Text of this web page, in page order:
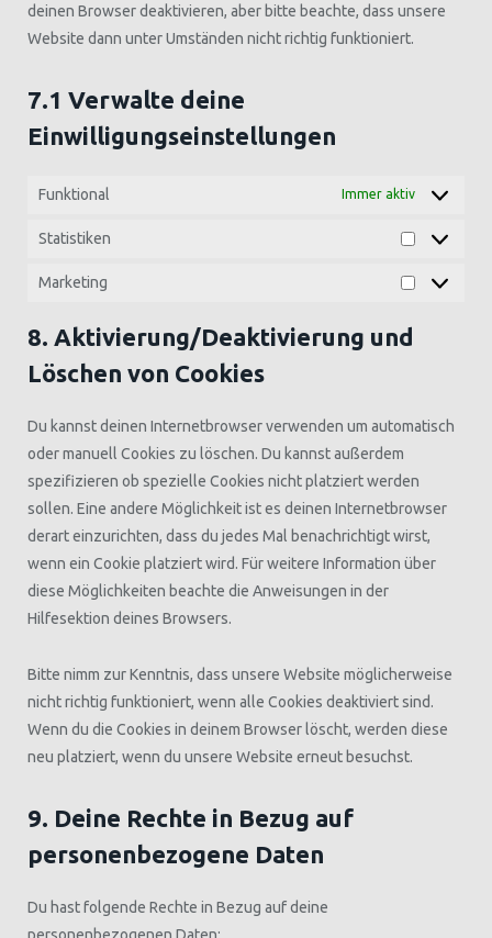
deinen Browser deaktivieren, aber bitte beachte, dass unsere
Website dann unter Umständen nicht richtig funktioniert.
7.1 Verwalte deine
Einwilligungseinstellungen
Funktional Immer aktiv
Statistiken
Statistiken
Marketing
Marketing
8. Aktivierung/Deaktivierung und
Löschen von Cookies
Du kannst deinen Internetbrowser verwenden um automatisch
oder manuell Cookies zu löschen. Du kannst außerdem
spezifizieren ob spezielle Cookies nicht platziert werden
sollen. Eine andere Möglichkeit ist es deinen Internetbrowser
derart einzurichten, dass du jedes Mal benachrichtigt wirst,
wenn ein Cookie platziert wird. Für weitere Information über
diese Möglichkeiten beachte die Anweisungen in der
Hilfesektion deines Browsers.
Bitte nimm zur Kenntnis, dass unsere Website möglicherweise
nicht richtig funktioniert, wenn alle Cookies deaktiviert sind.
Wenn du die Cookies in deinem Browser löscht, werden diese
neu platziert, wenn du unsere Website erneut besuchst.
9. Deine Rechte in Bezug auf
personenbezogene Daten
Du hast folgende Rechte in Bezug auf deine
personenbezogenen Daten: